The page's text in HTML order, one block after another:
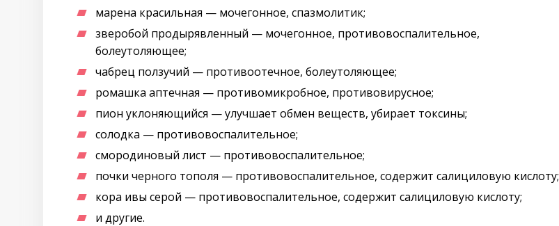
марена красильная — мочегонное, спазмолитик;
зверобой продырявленный — мочегонное, противовоспалительное,
болеутоляющее;
чабрец ползучий — противоотечное, болеутоляющее;
ромашка аптечная — противомикробное, противовирусное;
пион уклоняющийся — улучшает обмен веществ, убирает токсины;
солодка — противовоспалительное;
смородиновый лист — противовоспалительное;
почки черного тополя — противовоспалительное, содержит салициловую кислоту;
кора ивы серой — противовоспалительное, содержит салициловую кислоту;
и другие.